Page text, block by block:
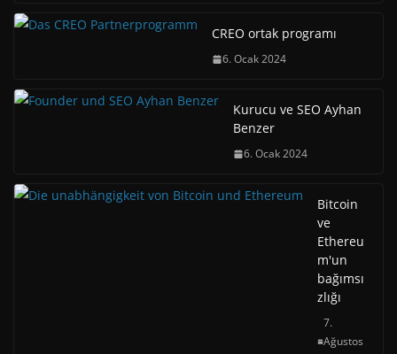
CREO ortak programı
6. Ocak 2024
Kurucu ve SEO Ayhan
Benzer
6. Ocak 2024
Bitcoin
ve
Ethereu
m'un
bağımsı
zlığı
7.
Ağustos